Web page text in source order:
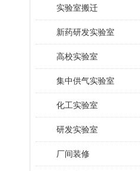
实验室搬迁
新药研发实验室
高校实验室
集中供气实验室
化工实验室
研发实验室
厂间装修